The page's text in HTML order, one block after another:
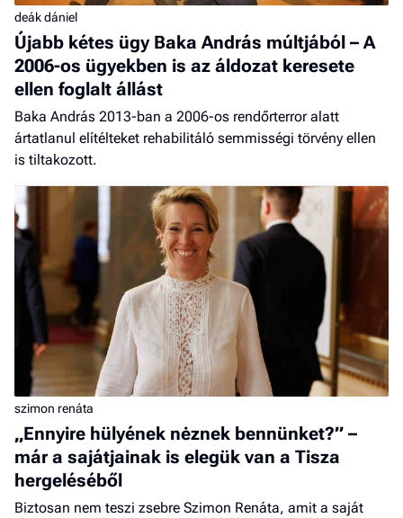
deák dániel
Újabb kétes ügy Baka András múltjából – A
2006-os ügyekben is az áldozat keresete
ellen foglalt állást
Baka András 2013-ban a 2006-os rendőrterror alatt
ártatlanul elítélteket rehabilitáló semmisségi törvény ellen
is tiltakozott.
szimon renáta
„Ennyire hülyének nėznek bennünket?” –
már a sajátjainak is elegük van a Tisza
hergeléséből
Biztosan nem teszi zsebre Szimon Renáta, amit a saját